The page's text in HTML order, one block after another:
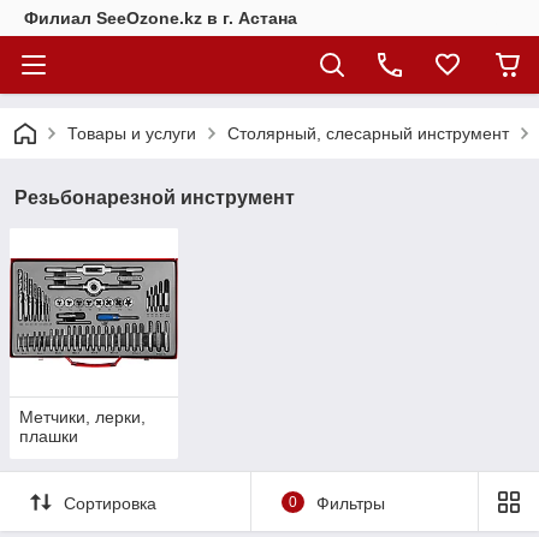
Филиал SeeOzone.kz в г. Астана
Товары и услуги Столярный, слесарный инструмент
Резьбонарезной инструмент
Метчики, лерки,
плашки
Сортировка 0 Фильтры